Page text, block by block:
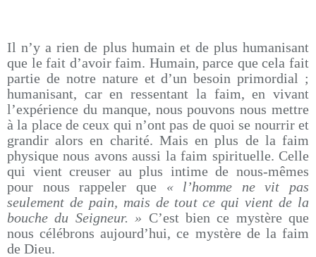
Il n’y a rien de plus humain et de plus humanisant
que le fait d’avoir faim. Humain, parce que cela fait
partie de notre nature et d’un besoin primordial ;
humanisant, car en ressentant la faim, en vivant
l’expérience du manque, nous pouvons nous mettre
à la place de ceux qui n’ont pas de quoi se nourrir et
grandir alors en charité. Mais en plus de la faim
physique nous avons aussi la faim spirituelle. Celle
qui vient creuser au plus intime de nous-mêmes
pour nous rappeler que « l’homme ne vit pas
seulement de pain, mais de tout ce qui vient de la
bouche du Seigneur. » C’est bien ce mystère que
nous célébrons aujourd’hui, ce mystère de la faim
de Dieu.